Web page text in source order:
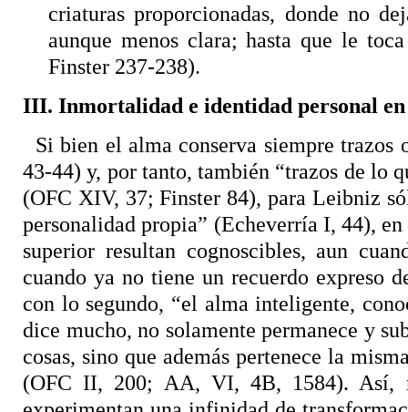
criaturas proporcionadas, donde no
aunque menos clara; hasta que le
Finster 237-238).
III. Inmortalidad e identidad personal
Si bien el alma conserva siempre trazos
43-44) y, por tanto, también “trazos de lo
(OFC XIV, 37; Finster 84), para Leibniz
personalidad propia” (Echeverría I, 44),
superior resultan cognoscibles, aun
cuando ya no tiene un recuerdo expreso
con lo segundo, “el alma inteligente,
dice mucho, no solamente permanece y
cosas, sino que además pertenece la
(OFC II, 200; AA, VI, 4B, 1584). Así,